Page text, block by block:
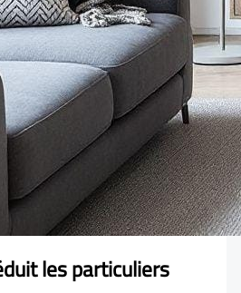
les particuliers